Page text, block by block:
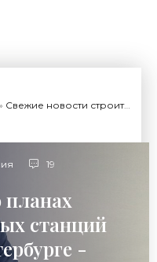
Свежие новости строительства
19
планах
станций
-